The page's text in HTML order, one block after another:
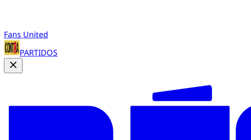
Fans United
PARTIDOS